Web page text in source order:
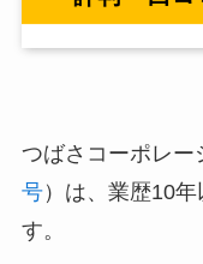
つばさコーポレー
号）は、業歴10
す。